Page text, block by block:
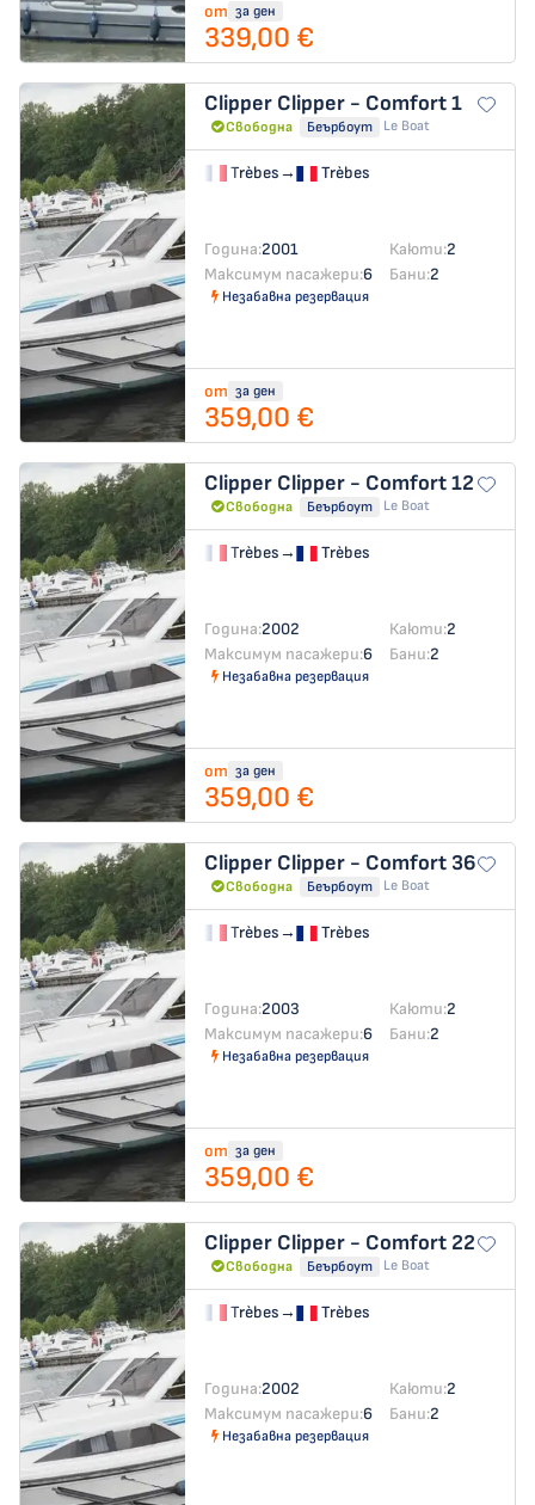
от за ден
339,00 €
Clipper Clipper - Comfort 1
Свободна Беърбоут Le Boat
Trèbes→ Trèbes
Година:2001 Каюти:2
Максимум пасажери:6 Бани:2
Незабавна резервация
от за ден
359,00 €
Clipper Clipper - Comfort 12
Свободна Беърбоут Le Boat
Trèbes→ Trèbes
Година:2002 Каюти:2
Максимум пасажери:6 Бани:2
Незабавна резервация
от за ден
359,00 €
Clipper Clipper - Comfort 36
Свободна Беърбоут Le Boat
Trèbes→ Trèbes
Година:2003 Каюти:2
Максимум пасажери:6 Бани:2
Незабавна резервация
от за ден
359,00 €
Clipper Clipper - Comfort 22
Свободна Беърбоут Le Boat
Trèbes→ Trèbes
Година:2002 Каюти:2
Максимум пасажери:6 Бани:2
Незабавна резервация